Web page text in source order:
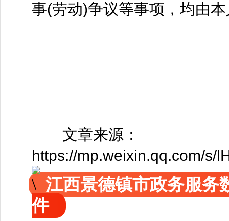
事(劳动)争议等事项，均由
文章来源：
https://mp.weixin.qq.com/s/
江西景德镇市政务服务
件